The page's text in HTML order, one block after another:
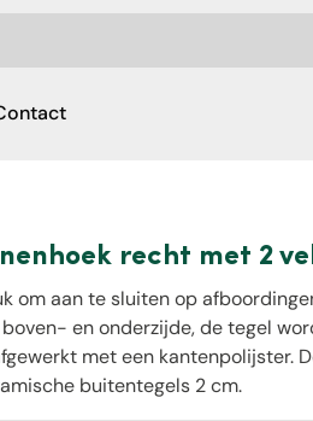
recht met 2
om aan te sluiten op
en onderzijde, de tegel
met een kantenpolijster.
buitentegels 2 cm.